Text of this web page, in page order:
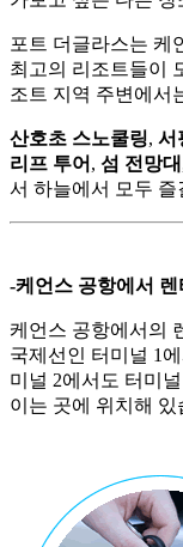
포트 더글라스는 케
최고의 리조트들이
조트 지역 주변에서
산호초 스노쿨링, 서
리프 투어 , 섬 전망대
서 하늘에서 모두 즐
-케언스 공항에서
케언스 공항에서의
국제선인 터미널 1
미널 2에서도 터미
이는 곳에 위치해 있